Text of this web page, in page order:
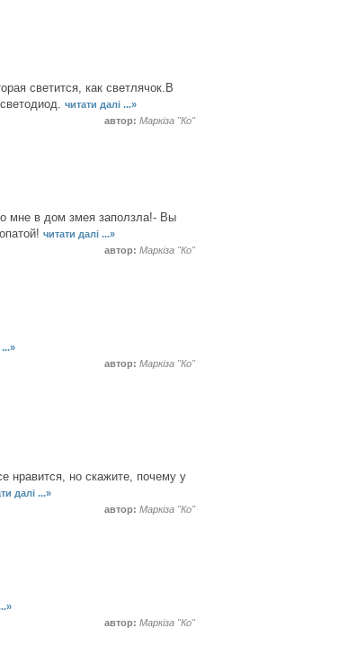
светится, как светлячок.В
читати далі ...»
автор: Маркіза "Ко"
мне в дом змея заползла!- Вы
читати далі ...»
автор: Маркіза "Ко"
...»
автор: Маркіза "Ко"
нравится, но скажите, почему у
далі ...»
автор: Маркіза "Ко"
автор: Маркіза "Ко"